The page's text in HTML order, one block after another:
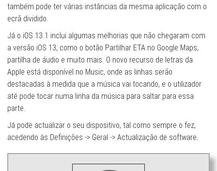
também pode ter várias instâncias da mesma aplicação com o
ecrã dividido.
Já o iOS 13.1 inclui algumas melhorias que não chegaram com
a versão iOS 13, como o botão Partilhar ETA no Google Maps,
partilha de áudio e muito mais. O novo recurso de letras da
Apple está disponível no Music, onde as linhas serão
destacadas à medida que a música vai tocando, e o utilizador
até pode tocar numa linha da música para saltar para essa
parte.
Já pode actualizar o seu dispositivo, tal como sempre o fez,
acedendo às Definições -> Geral -> Actualização de software.